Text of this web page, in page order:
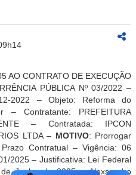
AO CONTRATO DE EXECUÇÃO
PÚBLICA Nº 03/2022 –
2022 – Objeto: Reforma do
– Contratante: PREFEITURA
– Contratada: IPCON
LTDA – MOTIVO: Prorrogar
Contratual – Vigência: 06
2025– Justificativa: Lei Federal
deJunhode 2025 –Alexsandro